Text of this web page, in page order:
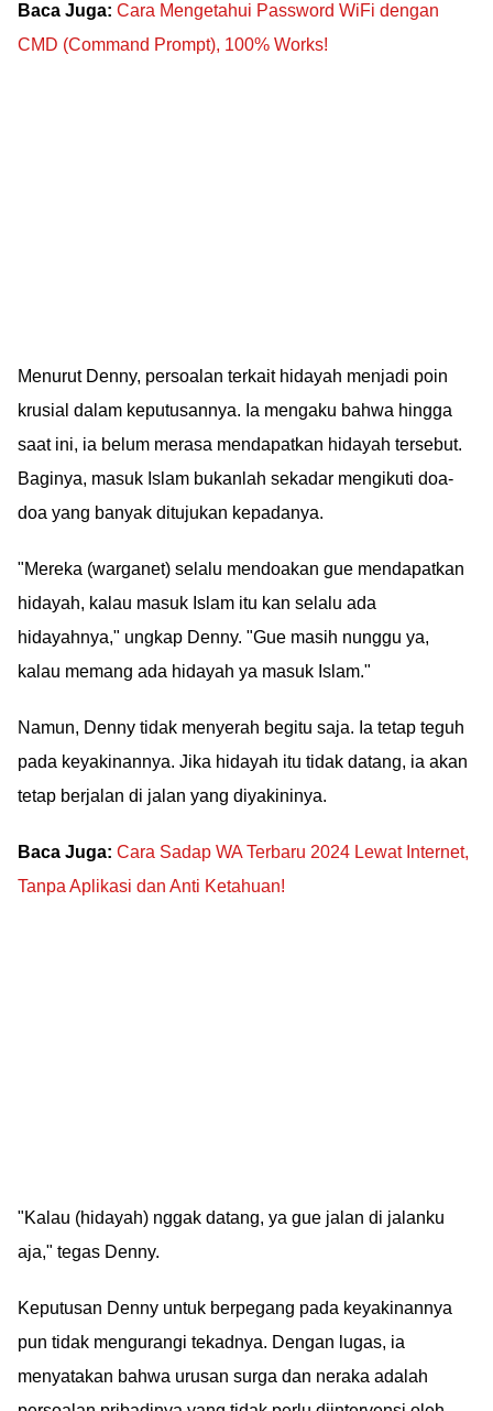
Baca Juga: Cara Mengetahui Password WiFi dengan
CMD (Command Prompt), 100% Works!
Menurut Denny, persoalan terkait hidayah menjadi poin
krusial dalam keputusannya. Ia mengaku bahwa hingga
saat ini, ia belum merasa mendapatkan hidayah tersebut.
Baginya, masuk Islam bukanlah sekadar mengikuti doa-
doa yang banyak ditujukan kepadanya.
"Mereka (warganet) selalu mendoakan gue mendapatkan
hidayah, kalau masuk Islam itu kan selalu ada
hidayahnya," ungkap Denny. "Gue masih nunggu ya,
kalau memang ada hidayah ya masuk Islam."
Namun, Denny tidak menyerah begitu saja. Ia tetap teguh
pada keyakinannya. Jika hidayah itu tidak datang, ia akan
tetap berjalan di jalan yang diyakininya.
Baca Juga: Cara Sadap WA Terbaru 2024 Lewat Internet,
Tanpa Aplikasi dan Anti Ketahuan!
"Kalau (hidayah) nggak datang, ya gue jalan di jalanku
aja," tegas Denny.
Keputusan Denny untuk berpegang pada keyakinannya
pun tidak mengurangi tekadnya. Dengan lugas, ia
menyatakan bahwa urusan surga dan neraka adalah